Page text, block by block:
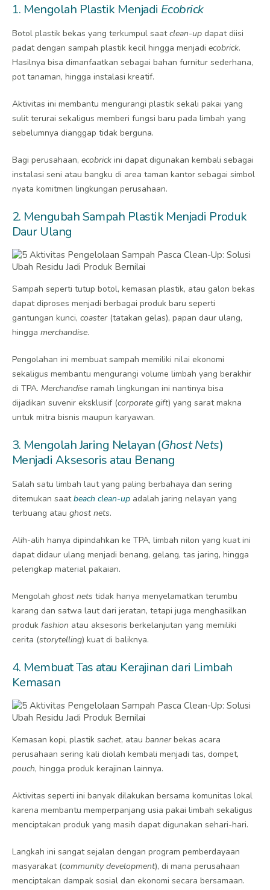
1. Mengolah Plastik Menjadi Ecobrick
Botol plastik bekas yang terkumpul saatclean-up dapat diisi
padat dengan sampah plastik kecil hingga menjadi ecobrick.
Hasilnya bisa dimanfaatkan sebagai bahan furnitur sederhana,
pot tanaman, hingga instalasi kreatif.
Aktivitas ini membantu mengurangi plastik sekali pakai yang
sulit terurai sekaligus memberi fungsi baru pada limbah yang
sebelumnya dianggap tidak berguna.
Bagi perusahaan, ecobrick ini dapat digunakan kembali sebagai
instalasi seni atau bangku di area taman kantor sebagai simbol
nyata komitmen lingkungan perusahaan.
2. Mengubah Sampah Plastik Menjadi Produk
Daur Ulang
Sampah seperti tutup botol, kemasan plastik, atau galon bekas
dapat diproses menjadi berbagai produk baru seperti
gantungan kunci, coaster(tatakan gelas), papan daur ulang,
hingga merchandise.
Pengolahan ini membuat sampah memiliki nilai ekonomi
sekaligus membantu mengurangi volume limbah yang berakhir
di TPA. Merchandise ramah lingkungan ini nantinya bisa
dijadikan suvenir eksklusif (corporate gift) yang sarat makna
untuk mitra bisnis maupun karyawan.
3. Mengolah Jaring Nelayan (Ghost Nets)
Menjadi Aksesoris atau Benang
Salah satu limbah laut yang paling berbahaya dan sering
ditemukan saatbeach clean-up adalah jaring nelayan yang
terbuang atau ghost nets.
Alih-alih hanya dipindahkan ke TPA, limbah nilon yang kuat ini
dapat didaur ulang menjadi benang, gelang, tas jaring, hingga
pelengkap material pakaian.
Mengolah ghost nets tidak hanya menyelamatkan terumbu
karang dan satwa laut dari jeratan, tetapi juga menghasilkan
produk fashion atau aksesoris berkelanjutan yang memiliki
cerita (storytelling) kuat di baliknya.
4. Membuat Tas atau Kerajinan dari Limbah
Kemasan
Kemasan kopi, plastik sachet, atau bannerbekas acara
perusahaan sering kali diolah kembali menjadi tas, dompet,
pouch, hingga produk kerajinan lainnya.
Aktivitas seperti ini banyak dilakukan bersama komunitas lokal
karena membantu memperpanjang usia pakai limbah sekaligus
menciptakan produk yang masih dapat digunakan sehari-hari.
Langkah ini sangat sejalan dengan program pemberdayaan
masyarakat (community development), di mana perusahaan
menciptakan dampak sosial dan ekonomi secara bersamaan.